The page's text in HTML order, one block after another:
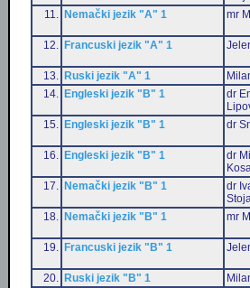
11.
Nemački jezik "A" 1 mr
12. Francuski jezik "A" 1
13. Ruski jezik "A" 1
14.
Engleski jezik "B" 1
dr
15.
Engleski jezik "B" 1 dr
16. Engleski jezik "B" 1
dr
17.
Nemački jezik "B" 1
dr
18.
Nemački jezik "B" 1 mr
19. Francuski jezik "B" 1
20. Ruski jezik "B" 1